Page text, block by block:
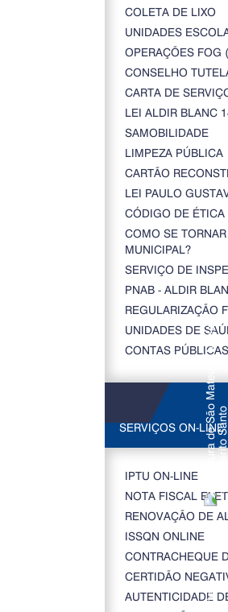
COLETA DE LIXO
UNIDADES
OPERAÇÕES FOG
CONSELHO
CARTA DE
LEI ALDIR BLANC
SAMOBILIDADE
LIMPEZA PÚBLICA
CARTÃO
LEI PAULO
CÓDIGO DE ÉTICA
COMO SE
MUNICIPAL?
SERVIÇO DE
PNAB - ALDIR
REGULARIZAÇÃO
UNIDADES DE
CONTAS PÚBLICAS
SERVIÇOS ON-LINE
IPTU ON-LINE
NOTA FISCAL
RENOVAÇÃO DE
ISSQN ONLINE
CONTRACHEQUE
CERTIDÃO
AUTENTICIDADE